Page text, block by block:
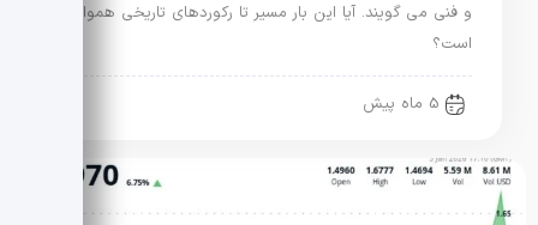
و فنی می گویند. آیا این بار مسیر تا رکوردهای تاریخی هموار
است؟
5 ماه پیش